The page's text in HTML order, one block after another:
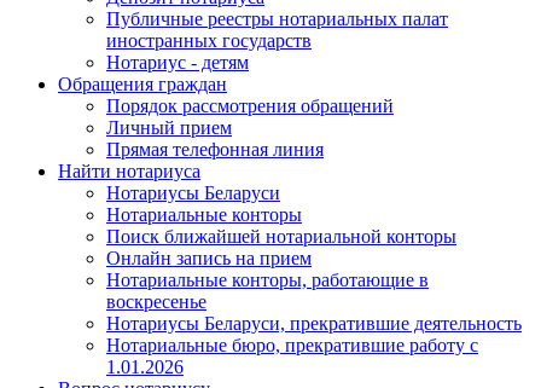
Публичные реестры нотариальных палат
иностранных государств
Нотариус - детям
Обращения граждан
Порядок рассмотрения обращений
Личный прием
Прямая телефонная линия
Найти нотариуса
Нотариусы Беларуси
Нотариальные конторы
Поиск ближайшей нотариальной конторы
Онлайн запись на прием
Нотариальные конторы, работающие в
воскресенье
Нотариусы Беларуси, прекратившие деятельность
Нотариальные бюро, прекратившие работу с
1.01.2026